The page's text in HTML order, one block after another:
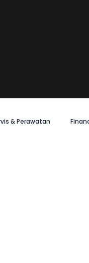
& Perawatan